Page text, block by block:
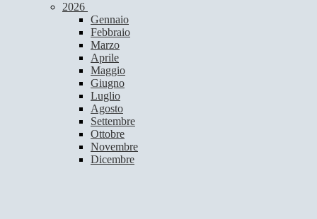
2026
Gennaio
Febbraio
Marzo
Aprile
Maggio
Giugno
Luglio
Agosto
Settembre
Ottobre
Novembre
Dicembre